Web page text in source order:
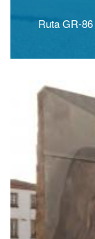
Ruta GR-